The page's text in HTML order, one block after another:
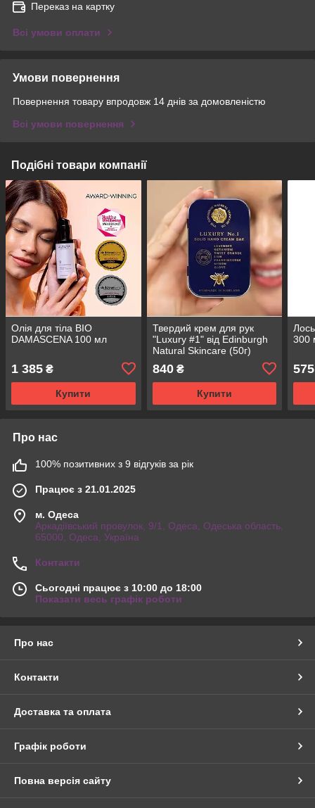
Переказ на картку
Всі умови оплати
Умови повернення
Повернення товару впродовж 14 днів за домовленістю
Всі умови повернення
Подібні товари компанії
Олія для тіла BIO
DAMASCENA 100 мл
1 385 ₴
Купити
Твердий крем для рук
"Luxury #1" від Edinburgh
Natural Skincare (50г)
840₴
Купити
300
575
Про нас
100% позитивних з 9 відгуків за рік
Працює з 21.01.2025
м. Одеса
Аркадіївський провулок, 9/1, Одеса, Одеська область,
65000, Одеса, Україна
Контакти
Сьогодні працює з 10:00 до 18:00
Показати весь графік роботи
Про нас
Контакти
Доставка та оплата
Графік роботи
Повна версія сайту